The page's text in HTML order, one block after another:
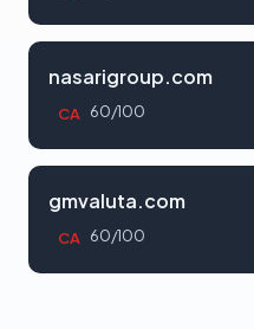
nasarigroup.com
CA 60/100
gmvaluta.com
CA 60/100